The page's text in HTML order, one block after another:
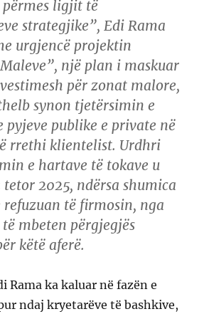
ligjit të
strategjike”, Edi Rama
urgjencë projektin
një plan i maskuar
për zonat malore,
synon tjetërsimin e
pyjeve publike e private në
rrethi klientelist. Urdhri
e hartave të tokave u
tetor 2025, ndërsa shumica
refuzuan të firmosin, nga
mbeten përgjegjës
këtë aferë.
Rama ka kaluar në fazën e
ndaj kryetarëve të bashkive,